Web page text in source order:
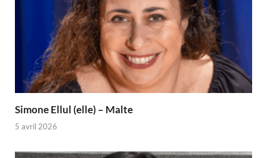
Simone Ellul (elle) – Malte
5 avril 2026